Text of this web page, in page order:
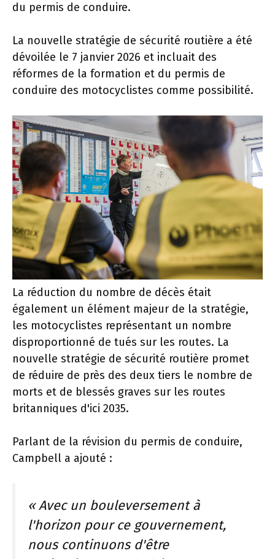
du permis de conduire.
La nouvelle stratégie de sécurité routière a été
dévoilée le 7 janvier 2026 et incluait des
réformes de la formation et du permis de
conduire des motocyclistes comme possibilité.
La réduction du nombre de décès était
également un élément majeur de la stratégie,
les motocyclistes représentant un nombre
disproportionné de tués sur les routes. La
nouvelle stratégie de sécurité routière promet
de réduire de près des deux tiers le nombre de
morts et de blessés graves sur les routes
britanniques d'ici 2035.
Parlant de la révision du permis de conduire,
Campbell a ajouté :
« Avec un bouleversement à
l'horizon pour ce gouvernement,
nous continuons d'être